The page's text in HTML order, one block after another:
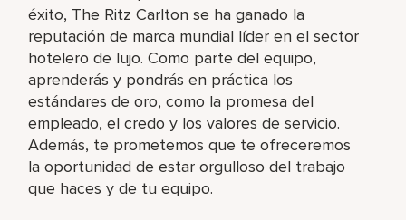
éxito, The Ritz Carlton se ha ganado la
reputación de marca mundial líder en el sector
hotelero de lujo. Como parte del equipo,
aprenderás y pondrás en práctica los
estándares de oro, como la promesa del
empleado, el credo y los valores de servicio.
Además, te prometemos que te ofreceremos
la oportunidad de estar orgulloso del trabajo
que haces y de tu equipo.